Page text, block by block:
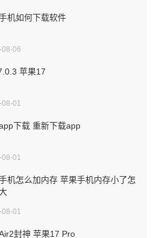
机如何下载软件
08-06
苹果17
08-01
下载 重新下载app
08-01
机怎么加内存 苹果手机内存小了怎
08-01
封神 苹果17 Pro